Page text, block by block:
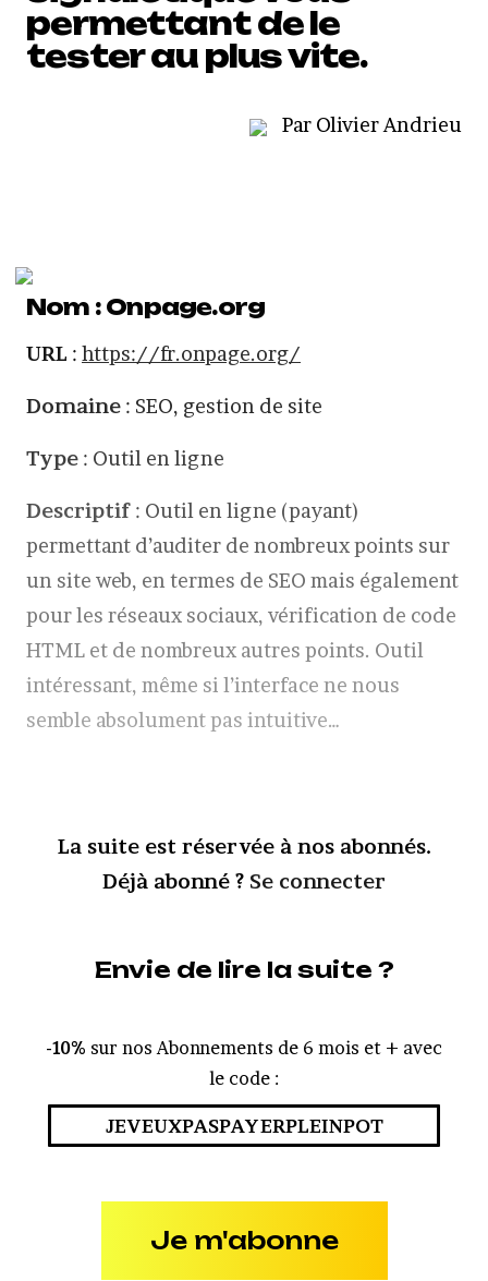
permettant de le
tester au plus vite.
Par Olivier Andrieu
Nom : Onpage.org
URL : https://fr.onpage.org/
Domaine : SEO, gestion de site
Type : Outil en ligne
Descriptif : Outil en ligne (payant)
permettant d’auditer de nombreux points sur
un site web, en termes de SEO mais également
pour les réseaux sociaux, vérification de code
HTML et de nombreux autres points. Outil
intéressant, même si l’interface ne nous
semble absolument pas intuitive…
La suite est réservée à nos abonnés.
Déjà abonné ? Se connecter
Envie de lire la suite ?
-10% sur nos Abonnements de 6 mois et + avec
le code :
JEVEUXPASPAYERPLEINPOT
Je m'abonne